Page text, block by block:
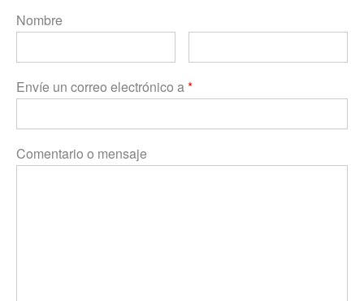
Nombre
Envíe un correo electrónico a*
Comentario o mensaje